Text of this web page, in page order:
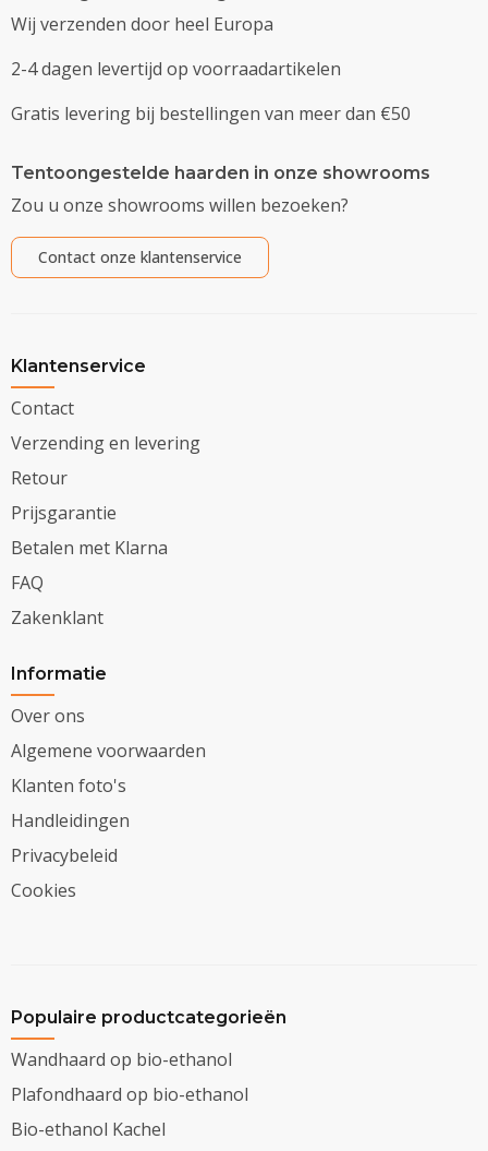
Wij verzenden door heel Europa
2-4 dagen levertijd op voorraadartikelen
Gratis levering bij bestellingen van meer dan €50
Tentoongestelde haarden in onze showrooms
Zou u onze showrooms willen bezoeken?
Contact onze klantenservice
Klantenservice
Contact
Verzending en levering
Retour
Prijsgarantie
Betalen met Klarna
FAQ
Zakenklant
Informatie
Over ons
Algemene voorwaarden
Klanten foto's
Handleidingen
Privacybeleid
Cookies
Populaire productcategorieën
Wandhaard op bio-ethanol
Plafondhaard op bio-ethanol
Bio-ethanol Kachel